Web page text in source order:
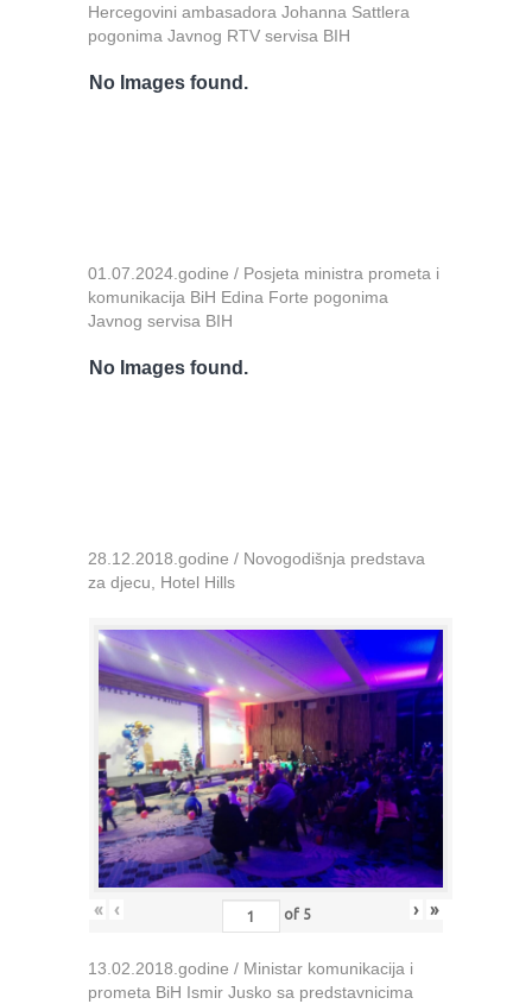
Hercegovini ambasadora Johanna Sattlera
pogonima Javnog RTV servisa BIH
No Images found.
01.07.2024.godine / Posjeta ministra prometa i
komunikacija BiH Edina Forte pogonima
Javnog servisa BIH
No Images found.
28.12.2018.godine / Novogodišnja predstava
za djecu, Hotel Hills
« ‹ of 5 › »
13.02.2018.godine / Ministar komunikacija i
prometa BiH Ismir Jusko sa predstavnicima